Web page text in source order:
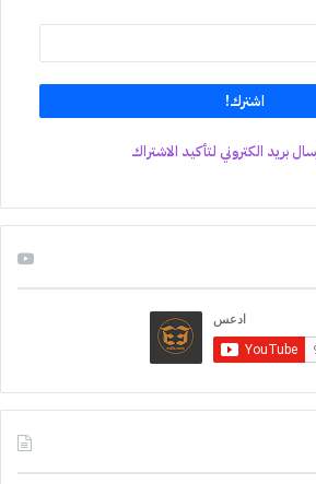
بريد الكتروني لتأكيد الاشتراك